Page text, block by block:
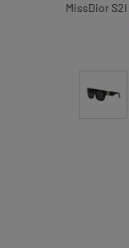
MissDior S2I